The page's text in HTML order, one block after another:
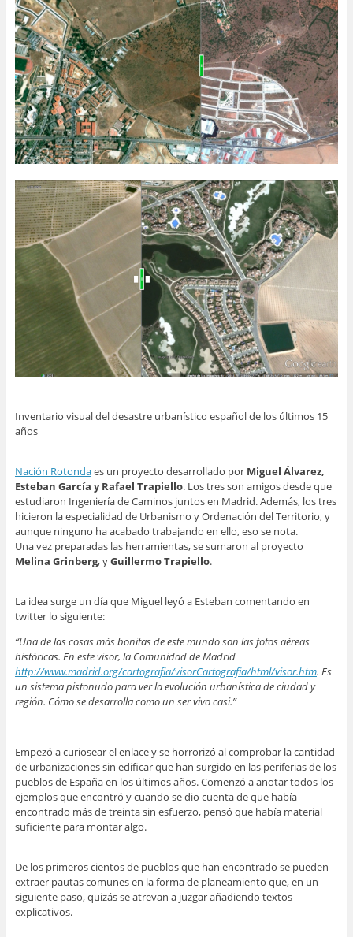
Inventario visual del desastre urbanístico español de los últimos 15
años
Nación Rotondaes un proyecto desarrollado por Miguel Álvarez,
Esteban García y Rafael Trapiello. Los tres son amigos desde que
estudiaron Ingeniería de Caminos juntos en Madrid. Además, los tres
hicieron la especialidad de Urbanismo y Ordenación del Territorio, y
aunque ninguno ha acabado trabajando en ello, eso se nota.
Una vez preparadas las herramientas, se sumaron al proyecto
Melina Grinberg, yGuillermo Trapiello.
La idea surge un día que Miguel leyó a Esteban comentando en
twitter lo siguiente:
“Una de las cosas más bonitas de este mundo son las fotos aéreas
históricas. En este visor, la Comunidad de Madrid
http://www.madrid.org/cartografia/visorCartografia/html/visor.htm. Es
un sistema pistonudo para ver la evolución urbanística de ciudad y
región. Cómo se desarrolla como un ser vivo casi.”
Empezó a curiosear el enlace y se horrorizó al comprobar la cantidad
de urbanizaciones sin edificar que han surgido en las periferias de los
pueblos de España en los últimos años. Comenzó a anotar todos los
ejemplos que encontró y cuando se dio cuenta de que había
encontrado más de treinta sin esfuerzo, pensó que había material
suficiente para montar algo.
De los primeros cientos de pueblos que han encontrado se pueden
extraer pautas comunes en la forma de planeamiento que, en un
siguiente paso, quizás se atrevan a juzgar añadiendo textos
explicativos.